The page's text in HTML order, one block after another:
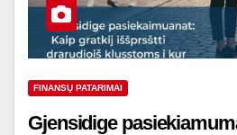
FINANSŲ PATARIMAI
Gjensidige